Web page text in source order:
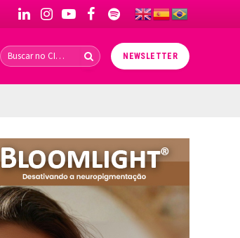
LinkedInInstagramYouTubeFacebookSpotify
NEWSLETTER